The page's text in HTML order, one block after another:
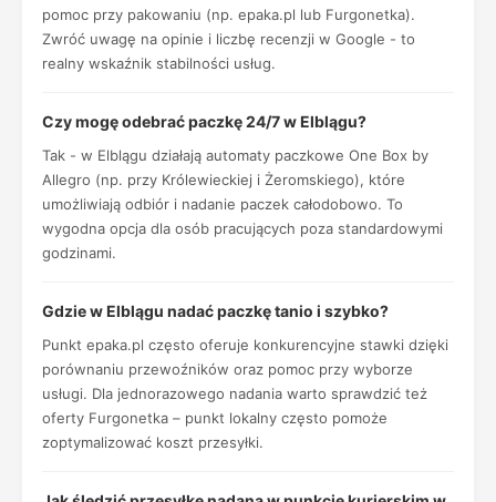
pomoc przy pakowaniu (np. epaka.pl lub Furgonetka).
Zwróć uwagę na opinie i liczbę recenzji w Google - to
realny wskaźnik stabilności usług.
Czy mogę odebrać paczkę 24/7 w Elblągu?
Tak - w Elblągu działają automaty paczkowe One Box by
Allegro (np. przy Królewieckiej i Żeromskiego), które
umożliwiają odbiór i nadanie paczek całodobowo. To
wygodna opcja dla osób pracujących poza standardowymi
godzinami.
Gdzie w Elblągu nadać paczkę tanio i szybko?
Punkt epaka.pl często oferuje konkurencyjne stawki dzięki
porównaniu przewoźników oraz pomoc przy wyborze
usługi. Dla jednorazowego nadania warto sprawdzić też
oferty Furgonetka – punkt lokalny często pomoże
zoptymalizować koszt przesyłki.